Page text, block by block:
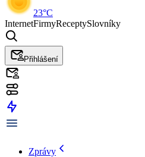
23°C
InternetFirmyReceptySlovníky
Přihlášení
Zprávy